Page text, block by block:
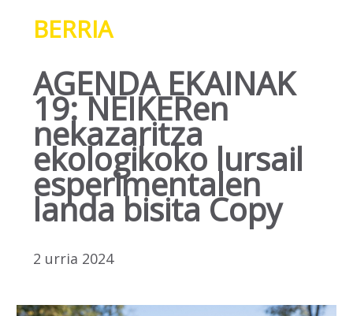
BERRIA
AGENDA EKAINAK
19: NEIKERen
nekazaritza
ekologikoko lursail
esperimentalen
landa bisita Copy
2 urria 2024